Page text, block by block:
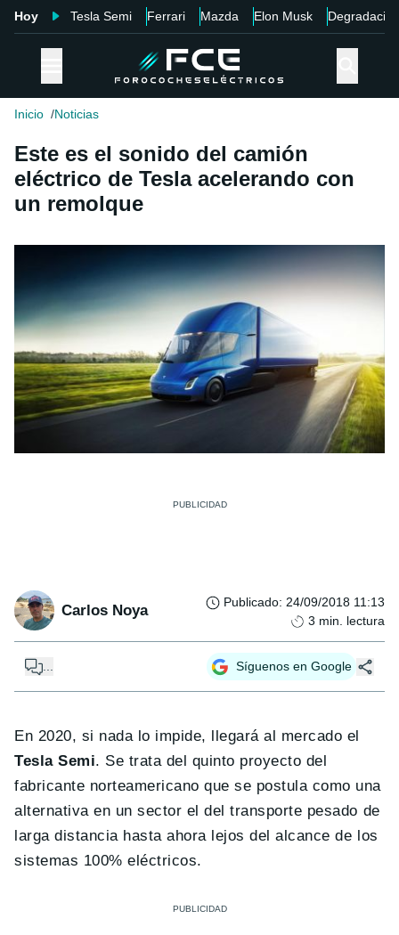
Hoy Tesla Semi Ferrari Mazda Elon Musk Degradación
Inicio Noticias
Este es el sonido del camión
eléctrico de Tesla acelerando con
un remolque
Carlos Noya Publicado: 24/09/2018 11:13
3 min. lectura
... Síguenos en Google
En 2020, si nada lo impide, llegará al mercado el
Tesla Semi. Se trata del quinto proyecto del
fabricante norteamericano que se postula como una
alternativa en un sector el del transporte pesado de
larga distancia hasta ahora lejos del alcance de los
sistemas 100% eléctricos.